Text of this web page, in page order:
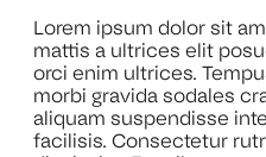
Lorem ipsum dolor sit
mattis a ultrices elit
orci enim ultrices.
morbi gravida sodales
aliquam suspendisse
facilisis. Consectetur